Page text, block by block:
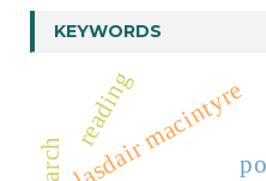
KEYWORDS
alasdair macintyre
reading